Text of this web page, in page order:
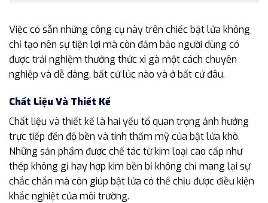
Việc có sẵn những công cụ này trên chiếc bật lửa không
chỉ tạo nên sự tiện lợi mà còn đảm bảo người dùng có
được trải nghiệm thưởng thức xì gà một cách chuyên
nghiệp và dễ dàng, bất cứ lúc nào và ở bất cứ đâu.
Chất Liệu Và Thiết Kế
Chất liệu và thiết kế là hai yếu tố quan trọng ảnh hưởng
trực tiếp đến độ bền và tính thẩm mỹ của bật lửa khò.
Những sản phẩm được chế tác từ kim loại cao cấp như
thép không gỉ hay hợp kim bền bỉ không chỉ mang lại sự
chắc chắn mà còn giúp bật lửa có thể chịu được điều kiện
khắc nghiệt của môi trường.